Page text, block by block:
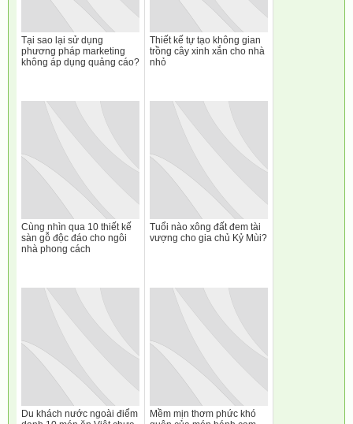
Tại sao lại sử dụng
phương pháp marketing
không áp dụng quảng cáo?
Thiết kế tự tạo không gian
trồng cây xinh xắn cho nhà
nhỏ
Cùng nhìn qua 10 thiết kế
sàn gỗ độc đáo cho ngôi
nhà phong cách
Tuổi nào xông đất đem tài
vượng cho gia chủ Kỷ Mùi?
Du khách nước ngoài điểm
Mềm mịn thơm phức khó